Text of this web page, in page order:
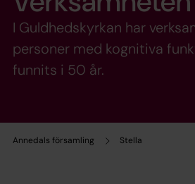
Annedals församling Stella
I Guldhedskyrkan har
personer med kognitiva
funnits i 50 år.